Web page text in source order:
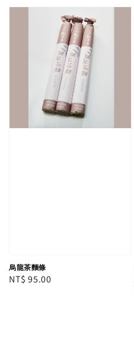
烏龍茶麵條
Regular
NT$ 95.00